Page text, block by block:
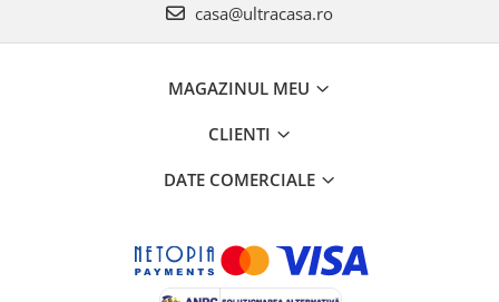
casa@ultracasa.ro
MAGAZINUL MEU
CLIENTI
DATE COMERCIALE